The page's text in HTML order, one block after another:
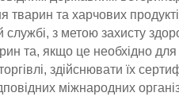
тварин та харчових
службі, з метою захисту
та, якщо це необхідно
здійснювати їх
міжнародних